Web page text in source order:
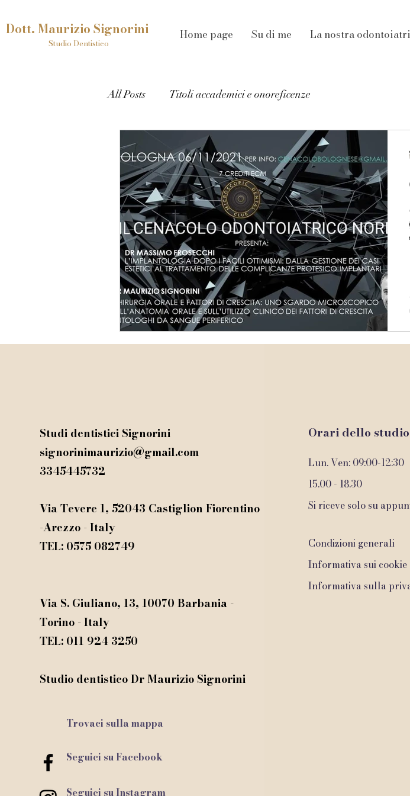
Dott. Maurizio Signorini
Studio Dentistico
Home page Su di me La nostra
All Posts Titoli accademici e onoreficenze
©2020 di Dr. Maurizio Signorini
Studi dentistici Signorini
signorinimaurizio@gmail.com
3345445732
Via Tevere 1, 52043 Castiglion Fiorentino
-Arezzo - Italy
TEL: 0575 082749
Via S. Giuliano, 13, 10070 Barbania -
Torino - Italy
TEL: 011 924 3250
Studio dentistico Dr Maurizio Signorini​
Trovaci sulla mappa
Seguici su Facebook
Seguici su Instagram
Orari dello studio
Lun. Ven: 09:00-12:30
15.00 - 18.30
Si riceve solo su
Condizioni generali
Informativa sui cookie
Informativa sulla